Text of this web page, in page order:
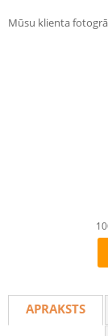
Mūsu klienta
APRAKSTS